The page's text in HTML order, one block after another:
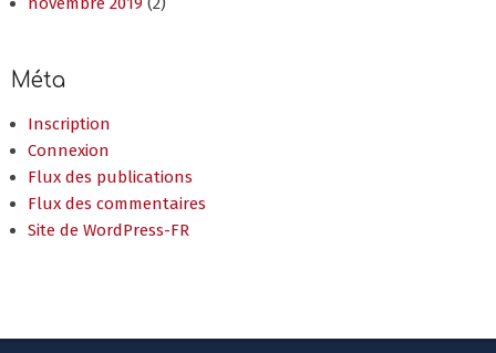
Méta
Inscription
Connexion
Flux des publications
Flux des commentaires
Site de WordPress-FR